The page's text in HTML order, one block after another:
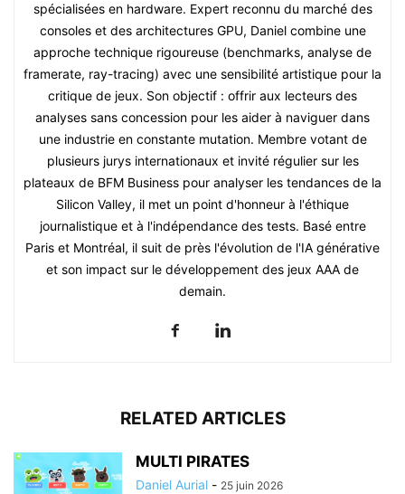
spécialisées en hardware. Expert reconnu du marché des
consoles et des architectures GPU, Daniel combine une
approche technique rigoureuse (benchmarks, analyse de
framerate, ray-tracing) avec une sensibilité artistique pour la
critique de jeux. Son objectif : offrir aux lecteurs des
analyses sans concession pour les aider à naviguer dans
une industrie en constante mutation. Membre votant de
plusieurs jurys internationaux et invité régulier sur les
plateaux de BFM Business pour analyser les tendances de la
Silicon Valley, il met un point d'honneur à l'éthique
journalistique et à l'indépendance des tests. Basé entre
Paris et Montréal, il suit de près l'évolution de l'IA générative
et son impact sur le développement des jeux AAA de
demain.
RELATED ARTICLES
MULTI PIRATES
Daniel Aurial - 25 juin 2026